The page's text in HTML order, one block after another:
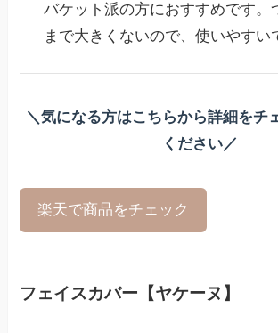
バケット派の方におすすめです。
まで大きくないので、使いやすい
＼気になる方はこちらから詳細をチ
ください／
楽天で商品をチェック
フェイスカバー【ヤケーヌ】